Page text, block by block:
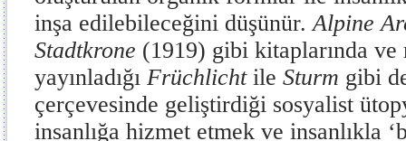
inşa edilebileceğini düşünür.Alpine
Stadtkrone (1919) gibi kitaplarında
yayınladığı Früchlichtile Sturm gibi
çerçevesinde geliştirdiği sosyalist
insanlığa hizmet etmek ve insanlıkla